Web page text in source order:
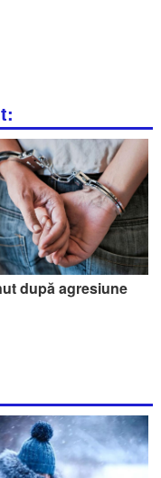
după agresiune